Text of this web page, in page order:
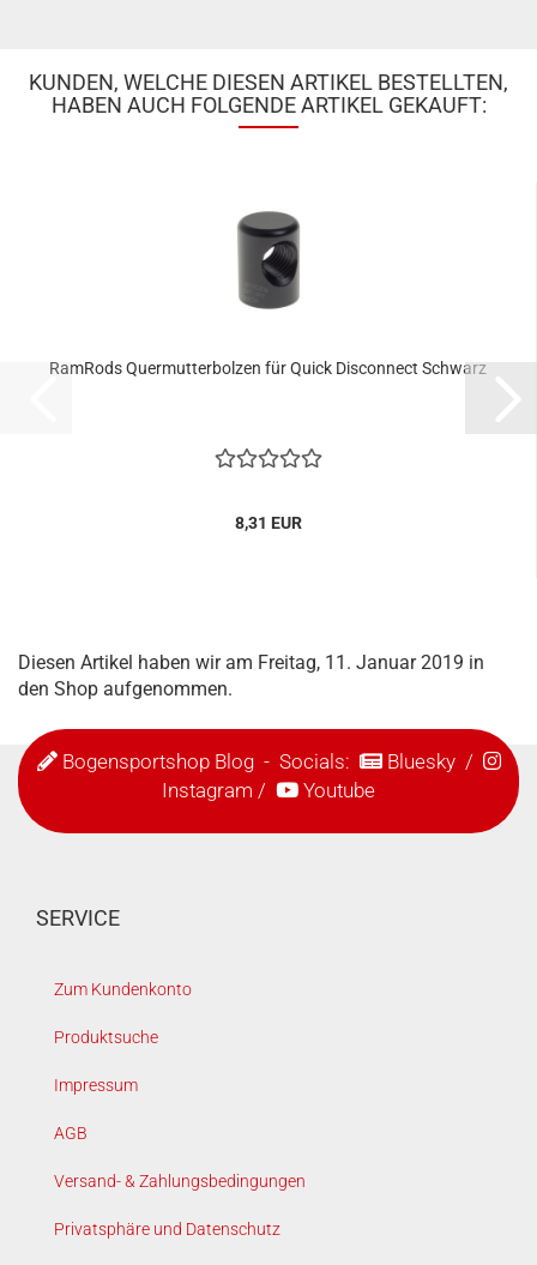
KUNDEN, WELCHE DIESEN ARTIKEL BESTELLTEN,
HABEN AUCH FOLGENDE ARTIKEL GEKAUFT:
RamRods Quermutterbolzen für Quick Disconnect Schwarz
8,31 EUR
Diesen Artikel haben wir am Freitag, 11. Januar 2019 in
den Shop aufgenommen.
Bogensportshop Blog- Socials: Bluesky/
Instagram / Youtube
SERVICE
Zum Kundenkonto
Produktsuche
Impressum
AGB
Versand- & Zahlungsbedingungen
Privatsphäre und Datenschutz